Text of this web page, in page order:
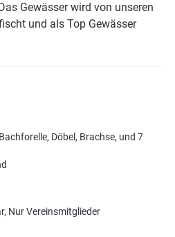
Gewässer wird von unseren
und als Top Gewässer
Döbel, Brachse, und 7
Nur Vereinsmitglieder